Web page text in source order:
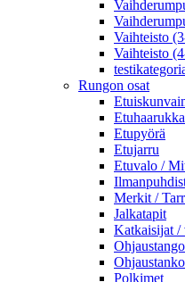
Vaihteisto
Vaihteisto
Rungon osat
Etuhaarukka
Etupyörä
Etujarru
Etuvalo /
Merkit /
Jalkatapit
Katkaisijat /
Polkimet